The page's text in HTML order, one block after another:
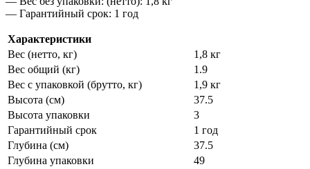
— Гарантийный срок: 1 год
Характеристики
Вес (нетто, кг)
1,8 кг
Вес общий (кг)
1.9
Вес с упаковкой (брутто, кг)
1,9 кг
Высота (см)
37.5
Высота упаковки
3
Гарантийный срок
1 год
Глубина (см)
37.5
Глубина упаковки
49